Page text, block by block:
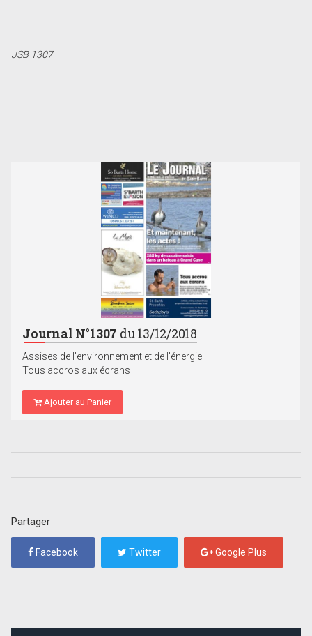
JSB 1307
Journal N°1307 du 13/12/2018
Assises de l'environnement et de l'énergie
Tous accros aux écrans
Ajouter au Panier
Partager
Facebook Twitter Google Plus